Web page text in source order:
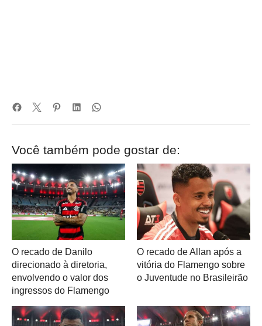
Você também pode gostar de:
O recado de Danilo
direcionado à diretoria,
envolvendo o valor dos
ingressos do Flamengo
O recado de Allan após a
vitória do Flamengo sobre
o Juventude no Brasileirão